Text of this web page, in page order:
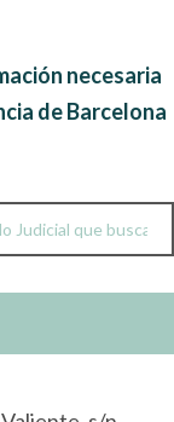
necesaria
de Barcelona